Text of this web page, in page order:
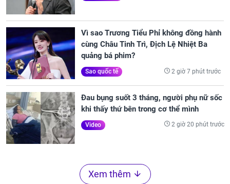
Vì sao Trương Tiểu Phỉ không đồng hành
cùng Châu Tinh Trì, Địch Lệ Nhiệt Ba
quảng bá phim?
Sao quốc tế 2 giờ 7 phút trước
Đau bụng suốt 3 tháng, người phụ nữ sốc
khi thấy thứ bên trong cơ thể mình
Video 2 giờ 20 phút trước
Xem thêm